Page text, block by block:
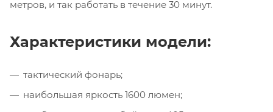
метров, и так работать в течение 30 минут.
Характеристики модели:
тактический фонарь;
наибольшая яркость 1600 люмен;